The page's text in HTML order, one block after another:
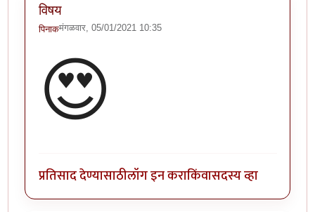
विषय
पिनाकमंगळवार, 05/01/2021 10:35
😍
प्रतिसाद देण्यासाठीलॉग इन कराकिंवासदस्य व्हा